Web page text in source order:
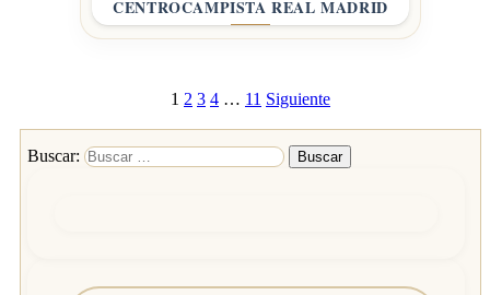
CENTROCAMPISTA REAL MADRID
1 2 3 4 … 11 Siguiente
Buscar: